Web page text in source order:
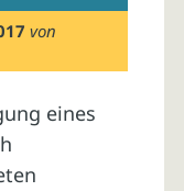
von
eines